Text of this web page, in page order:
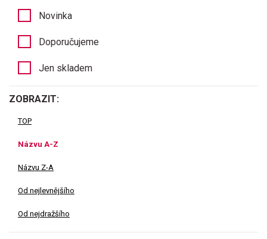
Novinka
Doporučujeme
Jen skladem
ZOBRAZIT:
TOP
Názvu A-Z
Názvu Z-A
Od nejlevnějšího
Od nejdražšího